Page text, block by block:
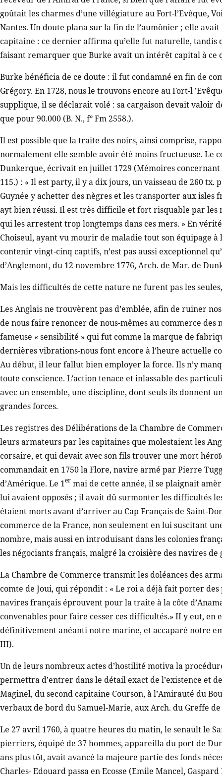
goûtait les charmes d’une villégiature au Fort-l’Evêque,
Nantes. Un doute plana sur la fin de l’aumônier ; elle
capitaine : ce dernier affirma qu’elle fut naturelle, tandis
faisant remarquer que Burke avait un intérêt capital à ce
Burke bénéficia de ce doute : il fut condamné en fin de
Grégory. En 1728, nous le trouvons encore au Fort-l
supplique, il se déclarait volé : sa cargaison devait valoir
que pour 90.000 (B. N., f° Fm 2558.).
Il est possible que la traite des noirs, ainsi comprise,
normalement elle semble avoir été moins fructueuse. Le
Dunkerque, écrivait en juillet 1729 (Mémoires
115.) : « Il est party, il y a dix jours, un vaisseau de 260
Guynée y achetter des nègres et les transporter aux isles
ayt bien réussi. Il est très difficile et fort risquable par les
qui les arrestent trop longtemps dans ces mers. » En
Choiseul, ayant vu mourir de maladie tout son équipage
contenir vingt-cinq captifs, n’est pas aussi exceptionnel
d’Anglemont, du 12 novembre 1776, Arch. de Mar. de
Mais les difficultés de cette nature ne furent pas les
Les Anglais ne trouvèrent pas d’emblée, afin de ruiner
de nous faire renoncer de nous-mêmes au commerce
fameuse « sensibilité » qui fut comme la marque de
dernières vibrations-nous font encore à l’heure actuelle
Au début, il leur fallut bien employer la force. Ils n’y
toute conscience. L’action tenace et inlassable des
avec un ensemble, une discipline, dont seuls ils donnent
grandes forces.
Les registres des Délibérations de la Chambre de
leurs armateurs par les capitaines que molestaient les
corsaire, et qui devait avec son fils trouver une mort
commandait en 1750 la Flore, navire armé par Pierre
d’Amérique. Le 1er mai de cette année, il se plaignait
lui avaient opposés ; il avait dû surmonter les difficultés
étaient morts avant d’arriver au Cap Français de Saint-
commerce de la France, non seulement en lui suscitant
nombre, mais aussi en introduisant dans les colonies
les négociants français, malgré la croisière des navires de
La Chambre de Commerce transmit les doléances des
comte de Joui, qui répondit : « Le roi a déjà fait porter
navires français éprouvent pour la traite à la côte
convenables pour faire cesser ces difficultés.» II y eut, en
définitivement anéanti notre marine, et accaparé notre
III).
Un de leurs nombreux actes d’hostilité motiva la
permettra d’entrer dans le détail exact de l’existence et
Maginel, du second capitaine Courson, à l’Amirauté du
verbaux de bord du Samuel-Marie, aux Arch. du Greffe
Le 27 avril 1760, à quatre heures du matin, le senault le
pierriers, équipé de 37 hommes, appareilla du port de
ans plus tôt, avait avancé la majeure partie des fonds
Charles- Edouard passa en Ecosse (Emile Mancel,